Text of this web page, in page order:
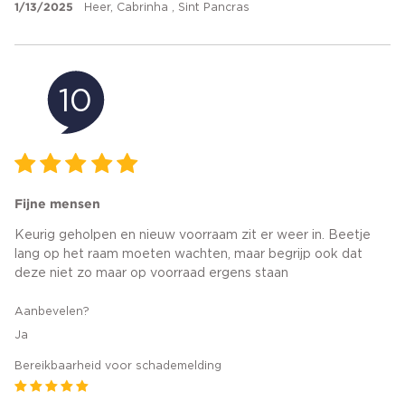
1/13/2025 Heer, Cabrinha , Sint Pancras
10
Fijne mensen
Keurig geholpen en nieuw voorraam zit er weer in. Beetje
lang op het raam moeten wachten, maar begrijp ook dat
deze niet zo maar op voorraad ergens staan
Aanbevelen?
Ja
Bereikbaarheid voor schademelding